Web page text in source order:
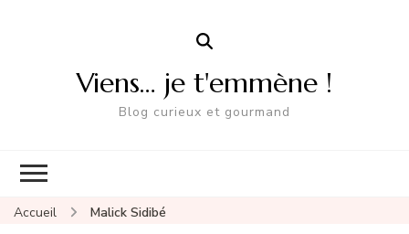
Viens… je t'emmène !
Blog curieux et gourmand
Accueil Malick Sidibé